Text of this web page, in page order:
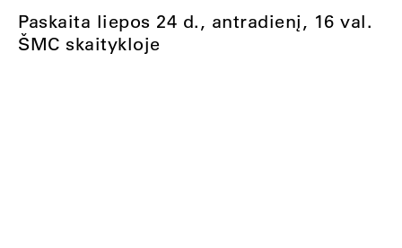
Paskaita liepos 24 d., antradienį, 16 val.
ŠMC skaitykloje